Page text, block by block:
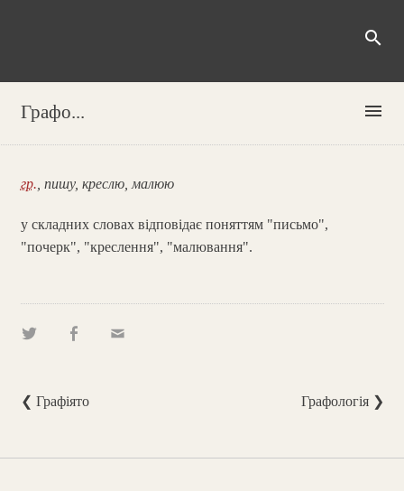
search
Графо... menu
гр. , пишу, креслю, малюю
у складних словах відповідає поняттям "письмо",
"почерк", "креслення", "малювання".
❮ Графіято Графологія ❯